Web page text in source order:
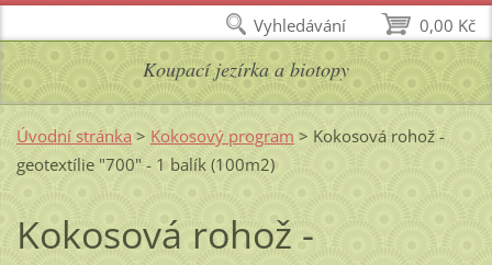
Koupací jezírka a biotopy
Úvodní stránka > Kokosový program > Kokosová rohož -
geotextílie "700" - 1 balík (100m2)
Kokosová rohož -
0,00 Kč
Vyhledávání